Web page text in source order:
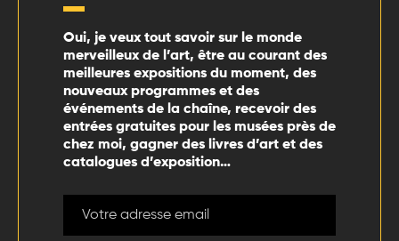
Oui, je veux tout savoir sur le monde
merveilleux de l’art, être au courant des
meilleures expositions du moment, des
nouveaux programmes et des
événements de la chaîne, recevoir des
entrées gratuites pour les musées près de
chez moi, gagner des livres d’art et des
catalogues d’exposition…